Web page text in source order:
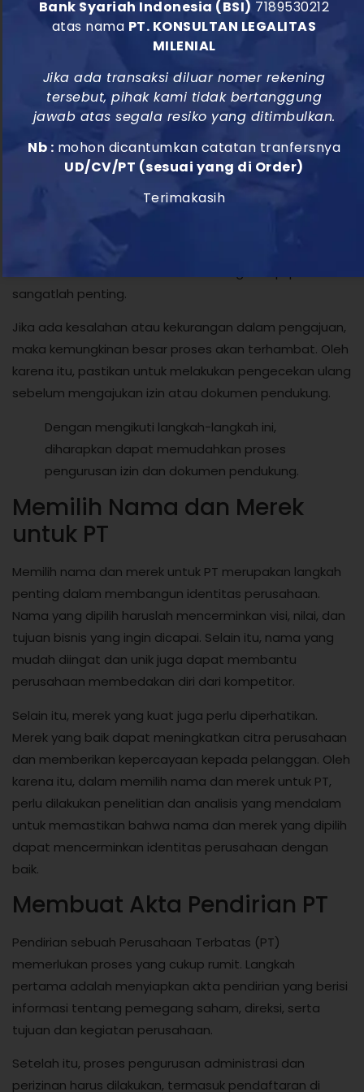
Pendukung
tugas yang melelahkan dan memakan waktu. Namun,
dengan pemahaman yang tepat dan persiapan yang
baik, proses ini dapat menjadi lebih mudah dan lancar.
Salah satu langkah penting adalah memahami
persyaratan dan prosedur yang harus diikuti.
Selain itu, penting juga untuk memiliki dokumen-
dokumen pendukung yang lengkap dan sesuai dengan
ketentuan yang berlaku. Kemudian, perlu diingat bahwa
sangatlah penting.
Jika ada kesalahan atau kekurangan dalam pengajuan,
maka kemungkinan besar proses akan terhambat. Oleh
karena itu, pastikan untuk melakukan pengecekan ulang
sebelum mengajukan izin atau dokumen pendukung.
Dengan mengikuti langkah-langkah ini,
diharapkan dapat memudahkan proses
pengurusan izin dan dokumen pendukung.
Memilih Nama dan Merek
untuk PT
Memilih nama dan merek untuk PT merupakan langkah
penting dalam membangun identitas perusahaan.
Nama yang dipilih haruslah mencerminkan visi, nilai, dan
tujuan bisnis yang ingin dicapai. Selain itu, nama yang
mudah diingat dan unik juga dapat membantu
perusahaan membedakan diri dari kompetitor.
Selain itu, merek yang kuat juga perlu diperhatikan.
Merek yang baik dapat meningkatkan citra perusahaan
dan memberikan kepercayaan kepada pelanggan. Oleh
karena itu, dalam memilih nama dan merek untuk PT,
perlu dilakukan penelitian dan analisis yang mendalam
untuk memastikan bahwa nama dan merek yang dipilih
dapat mencerminkan identitas perusahaan dengan
baik.
Membuat Akta Pendirian PT
Pendirian sebuah Perusahaan Terbatas (PT)
memerlukan proses yang cukup rumit. Langkah
pertama adalah menyiapkan akta pendirian yang berisi
informasi tentang pemegang saham, direksi, serta
tujuan dan kegiatan perusahaan.
Setelah itu, proses pengurusan administrasi dan
perizinan harus dilakukan, termasuk pendaftaran di
Bank Syariah Indonesia (BSI) 7189530212
atas nama PT. KONSULTAN LEGALITAS
MILENIAL
Jika ada transaksi diluar nomer rekening
tersebut, pihak kami tidak bertanggung
jawab atas segala resiko yang ditimbulkan.
Nb : mohon dicantumkan catatan tranfersnya
UD/CV/PT (sesuai yang di Order)
Terimakasih